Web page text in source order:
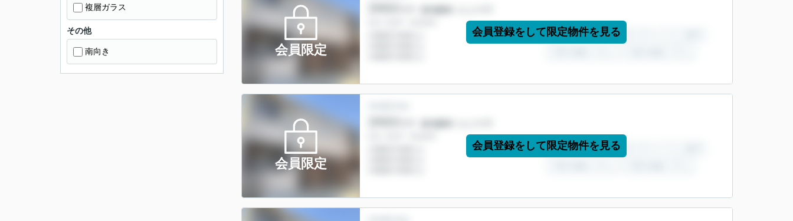
会員限定
会員登録をして限定物件を見る
会員限定
会員登録をして限定物件を見る
複層ガラス
その他
南向き